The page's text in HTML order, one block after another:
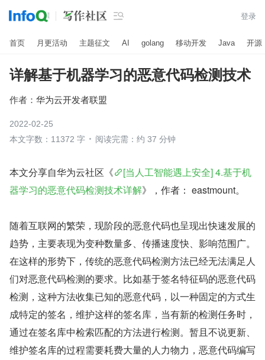
 登录
首页 月更活动 主题征文 AI golang 移动开发 Java 开源
详解基于机器学习的恶意代码检测技术
作者： 华为云开发者联盟
2022-02-25
本文字数：11372 字
阅读完需：约 37 分钟
本文分享自华为云社区《
[当人工智能遇上安全] 4.基于机
器学习的恶意代码检测技术详解》，作者： eastmount。
随着互联网的繁荣，现阶段的恶意代码也呈现出快速发展的
趋势，主要表现为变种数量多、传播速度快、影响范围广。
在这样的形势下，传统的恶意代码检测方法已经无法满足人
们对恶意代码检测的要求。比如基于签名特征码的恶意代码
检测，这种方法收集已知的恶意代码，以一种固定的方式生
成特定的签名，维护这样的签名库，当有新的检测任务时，
通过在签名库中检索匹配的方法进行检测。暂且不说更新、
维护签名库的过程需要耗费大量的人力物力，恶意代码编写